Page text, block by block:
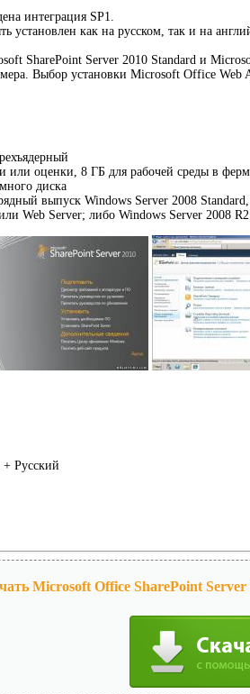
интеграция SP1.
как на русском, так и на
SharePoint Server 2010 Standard и
Выбор установки Microsoft Office Web
или оценки, 8 ГБ для рабочей среды в
диска
выпуск Windows Server 2008
Web Server; либо Windows Server 2008
Русский
Microsoft Office SharePoint